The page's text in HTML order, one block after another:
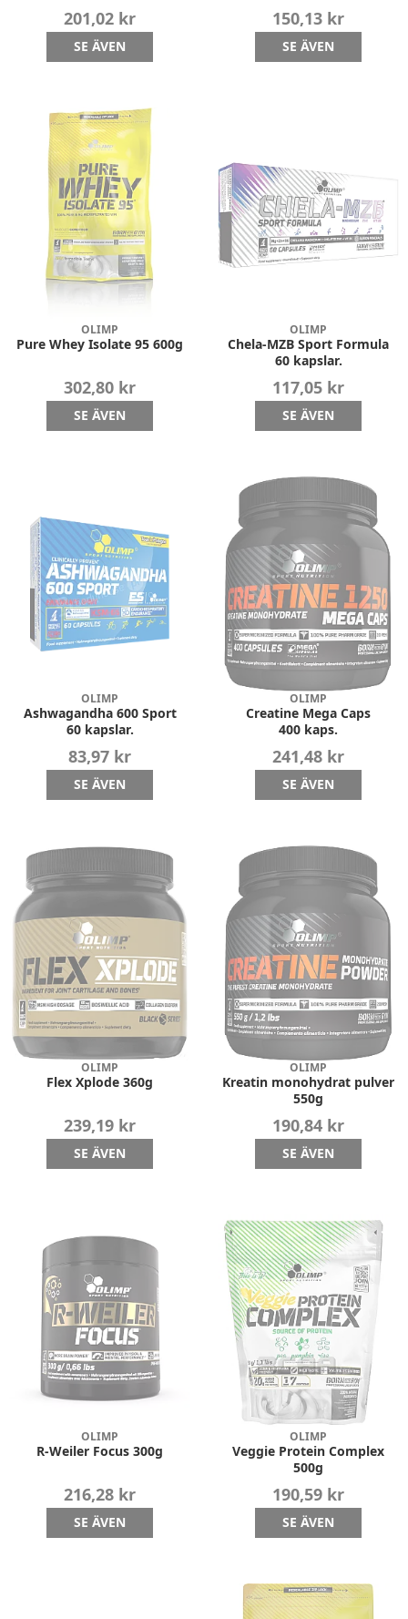
201,02 kr
SE ÄVEN
150,13 kr
SE ÄVEN
OLIMP
Pure Whey Isolate 95 600g
302,80 kr
SE ÄVEN
OLIMP
Chela-MZB Sport Formula
60 kapslar.
117,05 kr
SE ÄVEN
OLIMP
Ashwagandha 600 Sport
60 kapslar.
83,97 kr
SE ÄVEN
OLIMP
Creatine Mega Caps
400 kaps.
241,48 kr
SE ÄVEN
OLIMP
Flex Xplode 360g
239,19 kr
SE ÄVEN
OLIMP
Kreatin monohydrat pulver
550g
190,84 kr
SE ÄVEN
OLIMP
R-Weiler Focus 300g
216,28 kr
SE ÄVEN
OLIMP
Veggie Protein Complex
500g
190,59 kr
SE ÄVEN